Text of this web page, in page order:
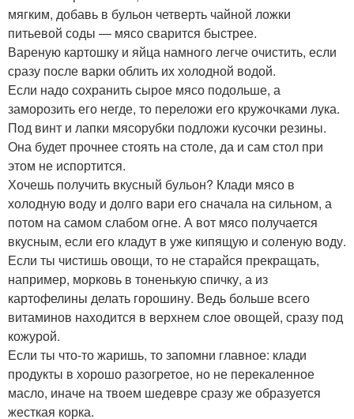
мягким, добавь в бульон четверть чайной ложки
питьевой соды — мясо сварится быстрее.
Вареную картошку и яйца намного легче очистить, если
сразу после варки облить их холодной водой.
Если надо сохранить сырое мясо подольше, а
заморозить его негде, то переложи его кружочками лука.
Под винт и лапки мясорубки подложи кусочки резины.
Она будет прочнее стоять на столе, да и сам стол при
этом не испортится.
Хочешь получить вкусный бульон? Клади мясо в
холодную воду и долго вари его сначала на сильном, а
потом на самом слабом огне. А вот мясо получается
вкусным, если его кладут в уже кипящую и соленую воду.
Если ты чистишь овощи, то не старайся прекращать,
например, морковь в тоненькую спичку, а из
картофелины делать горошину. Ведь больше всего
витаминов находится в верхнем слое овощей, сразу под
кожурой.
Если ты что-то жаришь, то запомни главное: клади
продукты в хорошо разогретое, но не перекаленное
масло, иначе на твоем шедевре сразу же образуется
жесткая корка.